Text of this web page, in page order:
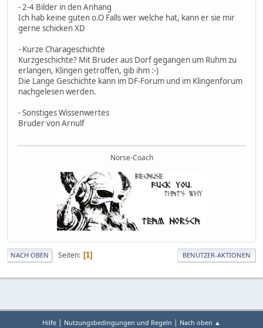
- 2-4 Bilder in den Anhang
Ich hab keine guten o.O Falls wer welche hat, kann er sie mir
gerne schicken XD
- Kurze Charageschichte
Kurzgeschichte? Mit Bruder aus Dorf gegangen um Ruhm zu
erlangen, Klingen getroffen, gib ihm :-)
Die Lange Geschichte kann im DF-Forum und im Klingenforum
nachgelesen werden.
- Sonstiges Wissenwertes
Bruder von Arnulf
Norse-Coach
NACH OBEN Seiten 1 BENUTZER-AKTIONEN
Hilfe Nutzungsbedingungen und Regeln Nach oben ▲